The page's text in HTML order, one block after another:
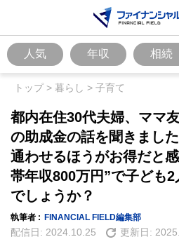
人気 年収 相続
トップ> 暮らし > 子育て
都内在住30代夫婦、ママ
の助成金の話を聞きまし
通わせるほうがお得だと
帯年収800万円”で子ども
でしょうか？
執筆者 : FINANCIAL FIELD編集部
配信日: 2024.10.25 更新日: